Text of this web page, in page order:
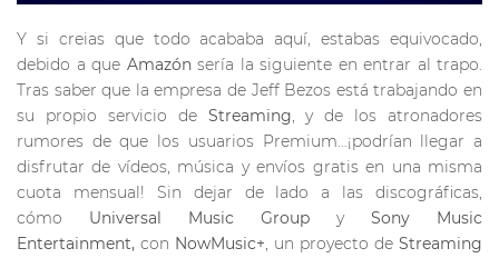
Y si creias que todo acababa aquí, estabas equivocado,
debido a que Amazónsería la siguiente en entrar al trapo.
Tras saber que la empresa de Jeff Bezos está trabajando en
su propio servicio de Streaming, y de los atronadores
rumores de que los usuarios Premium…¡podrían llegar a
disfrutar de vídeos, música y envíos gratis en una misma
cuota mensual! Sin dejar de lado a las discográficas,
cómo Universal Music Group ySony Music
Entertainment, con NowMusic+, un proyecto de Streaming